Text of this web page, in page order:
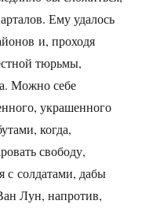
Ему удалось
и, проходя
тюрьмы,
Можно себе
украшенного
когда,
свободу,
с солдатами, дабы
Лун, напротив,